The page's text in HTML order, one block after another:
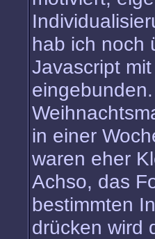
hab ich noch
Javascript
in einer
waren eher
Achso, das
bestimmten
drücken wird